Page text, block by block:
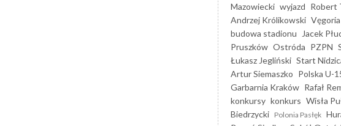
Mazowiecki wyjazd Robert
Andrzej Królikowski
budowa stadionu
Jacek
Pruszków Ostróda PZPN
Łukasz Jegliński Start
Artur Siemaszko Polska U-
Garbarnia Kraków Rafał
konkursy konkurs Wisła
Biedrzycki Polonia Pasłęk